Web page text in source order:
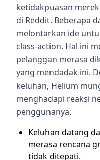
ketidakpuasan
di Reddit. Beberapa
melontarkan ide
class-action. Hal ini
pelanggan merasa
yang mendadak ini.
keluhan, Helium
menghadapi reaksi
penggunanya.
Keluhan datang
merasa rencana
tidak ditepati.